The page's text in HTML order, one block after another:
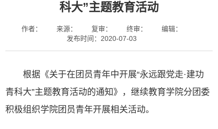
科大”主题教育活动
作者： 来源： 复审： 终审：
编辑：
发布时间：2020-07-03
根据《关于在团员青年中开展“永远跟党走·建功
青科大”主题教育活动的通知》，继续教育学院分团委
积极组织学院团员青年开展相关活动。